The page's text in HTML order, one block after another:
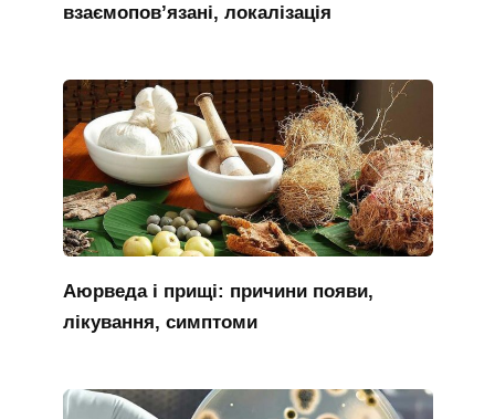
взаємопов’язані, локалізація
Аюрведа і прищі: причини появи,
лікування, симптоми